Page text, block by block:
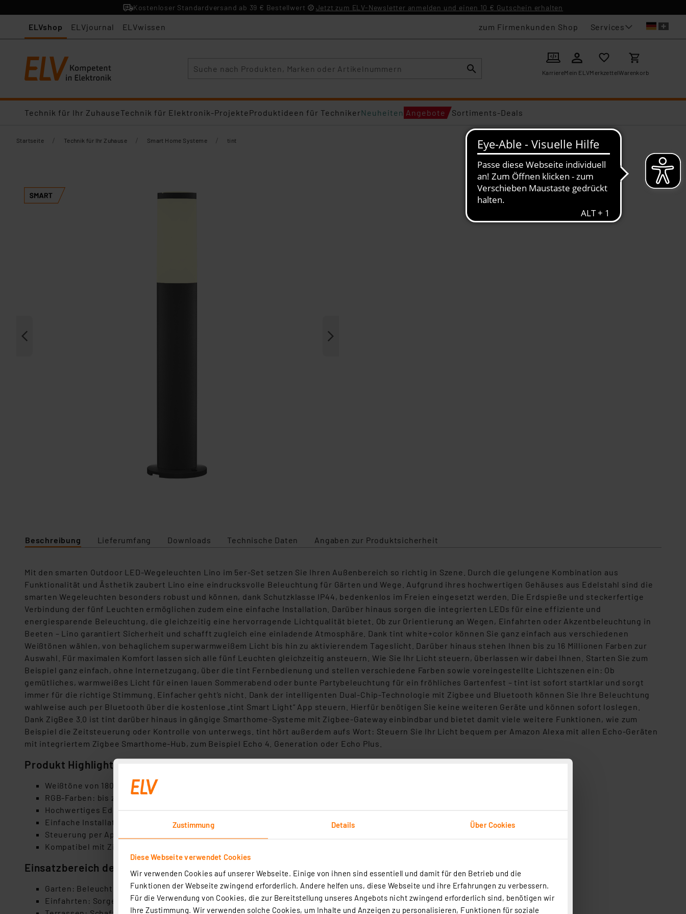
Zustimmung Details Über Cookies
Diese Webseite verwendet Cookies
Wir verwenden Cookies auf unserer Webseite. Einige von ihnen sind essentiell und damit für den Betrieb und die
Funktionen der Webseite zwingend erforderlich. Andere helfen uns, diese Webseite und ihre Erfahrungen zu verbessern.
Für die Verwendung von Cookies, die zur Bereitstellung unseres Angebots nicht zwingend erforderlich sind, benötigen wir
Ihre Zustimmung. Wir verwenden solche Cookies, um Inhalte und Anzeigen zu personalisieren, Funktionen für soziale
Kostenloser Standardversand ab 39 € Bestellwert Jetzt zum ELV-Newsletter anmelden und einen 10 € Gutschein erhalten
ELVshop ELVjournal ELVwissen zum Firmenkunden Shop Services
KarriereMein ELVMerkzettelWarenkorb
Technik für Ihr ZuhauseTechnik für Elektronik-ProjekteProduktideen für TechnikerNeuheiten Angebote Sortiments-Deals
Startseite / Technik für Ihr Zuhause / Smart Home Systeme / tint
Beschreibung Lieferumfang Downloads Technische Daten Angaben zur Produktsicherheit
Mit den smarten Outdoor LED-Wegeleuchten Lino im 5er-Set setzen Sie Ihren Außenbereich so richtig in Szene. Durch die gelungene Kombination aus
Funktionalität und Ästhetik zaubert Lino eine eindrucksvolle Beleuchtung für Gärten und Wege. Aufgrund ihres hochwertigen Gehäuses aus Edelstahl sind die
smarten Wegeleuchten besonders robust und können, dank Schutzklasse IP44, bedenkenlos im Freien eingesetzt werden. Die Erdspieße und steckerfertige
Verbindung der fünf Leuchten ermöglichen zudem eine einfache Installation. Darüber hinaus sorgen die integrierten LEDs für eine effiziente und
energiesparende Beleuchtung, die gleichzeitig eine hervorragende Lichtqualität bietet. Ob zur Orientierung an Wegen, Einfahrten oder Akzentbeleuchtung in
Beeten – Lino garantiert Sicherheit und schafft zugleich eine einladende Atmosphäre. Dank tint white+color können Sie ganz einfach aus verschiedenen
Weißtönen wählen, von behaglichem superwarmweißem Licht bis hin zu aktivierendem Tageslicht. Darüber hinaus stehen Ihnen bis zu 16 Millionen Farben zur
Auswahl. Für maximalen Komfort lassen sich alle fünf Leuchten gleichzeitig ansteuern. Wie Sie Ihr Licht steuern, überlassen wir dabei Ihnen. Starten Sie zum
Beispiel ganz einfach, ohne Internetzugang, über die tint Fernbedienung und stellen verschiedene Farben sowie voreingestellte Lichtszenen ein: Ob
gemütliches, warmweißes Licht für einen lauen Sommerabend oder bunte Partybeleuchtung für ein fröhliches Gartenfest – tint ist sofort startklar und sorgt
immer für die richtige Stimmung. Einfacher geht’s nicht. Dank der intelligenten Dual-Chip-Technologie mit Zigbee und Bluetooth können Sie Ihre Beleuchtung
wahlweise auch per Bluetooth über die kostenlose „tint Smart Light“ App steuern. Hierfür benötigen Sie keine weiteren Geräte und können sofort loslegen.
Dank ZigBee 3.0 ist tint darüber hinaus in gängige Smarthome-Systeme mit Zigbee-Gateway einbindbar und bietet damit viele weitere Funktionen, wie zum
Beispiel die Zeitsteuerung oder Kontrolle von unterwegs. tint hört außerdem aufs Wort: Steuern Sie Ihr Licht bequem per Amazon Alexa mit allen Echo-Geräten
mit integriertem Zigbee Smarthome-Hub, zum Beispiel Echo 4. Generation oder Echo Plus.
Produkt Highlights
Weißtöne von 1800 K bis 6500 K
RGB-Farben: bis zu 16 Millionen Farben
Hochwertiges Edelstahlgehäuse, IP44
Einfache Installation mit Erdspießen
Steuerung per App, Fernbedienung oder Sprache
Kompatibel mit Zigbee und Bluetooth
Einsatzbereich des Produktes
Garten: Beleuchten Sie Wege und Beete
Einfahrten: Sorgen Sie für Sicherheit und Orientierung